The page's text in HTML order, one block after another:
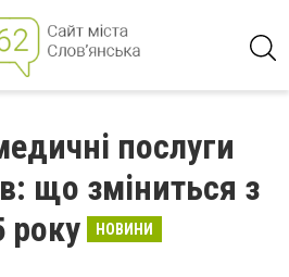
послуги
що зміниться з
року
НОВИНИ